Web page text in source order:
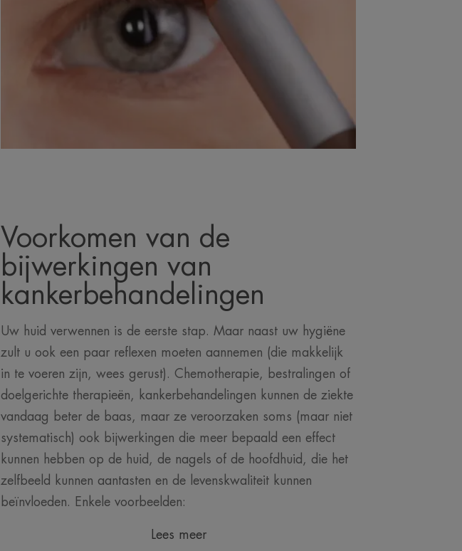
Voorkomen van de
bijwerkingen van
kankerbehandelingen
Uw huid verwennen is de eerste stap. Maar naast uw hygiëne
zult u ook een paar reflexen moeten aannemen (die makkelijk
in te voeren zijn, wees gerust). Chemotherapie, bestralingen of
doelgerichte therapieën, kankerbehandelingen kunnen de ziekte
vandaag beter de baas, maar ze veroorzaken soms (maar niet
systematisch) ook bijwerkingen die meer bepaald een effect
kunnen hebben op de huid, de nagels of de hoofdhuid, die het
zelfbeeld kunnen aantasten en de levenskwaliteit kunnen
beïnvloeden. Enkele voorbeelden:
Lees meer